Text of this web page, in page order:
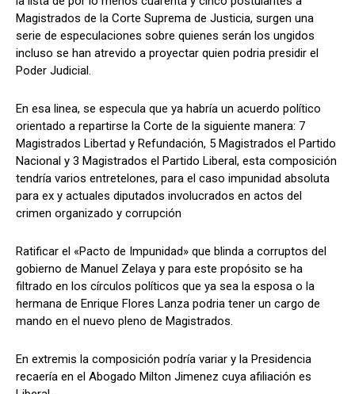
Facebook X WhatsApp
Síganos
Facebook X WhatsApp
Síganos
Magistrados de la Corte Suprema de Justicia, surgen una
serie de especulaciones sobre quienes serán los ungidos
incluso se han atrevido a proyectar quien podria presidir el
Poder Judicial.
En esa linea, se especula que ya habría un acuerdo político
orientado a repartirse la Corte de la siguiente manera: 7
Magistrados Libertad y Refundación, 5 Magistrados el Partido
Nacional y 3 Magistrados el Partido Liberal, esta composición
tendría varios entretelones, para el caso impunidad absoluta
para ex y actuales diputados involucrados en actos del
crimen organizado y corrupción
Ratificar el «Pacto de Impunidad» que blinda a corruptos del
gobierno de Manuel Zelaya y para este propósito se ha
filtrado en los círculos políticos que ya sea la esposa o la
hermana de Enrique Flores Lanza podria tener un cargo de
mando en el nuevo pleno de Magistrados.
En extremis la composición podría variar y la Presidencia
recaería en el Abogado Milton Jimenez cuya afiliación es